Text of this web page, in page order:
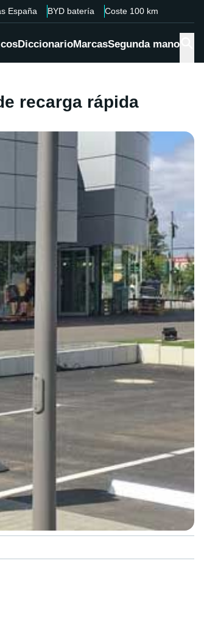
España BYD batería Coste 100 km
DiccionarioMarcasSegunda mano
recarga rápida